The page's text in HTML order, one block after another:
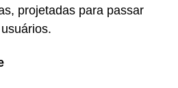
projetadas para passar